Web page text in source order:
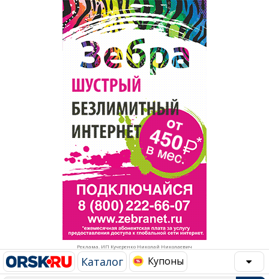
Реклама. ИП Кучеренко Николай Николаевич
Каталог Купоны
Рестораны, кафе, бары
Развлечения и отдых
Спорт Фитнес
Недвижимость
Красота Косметология
Медицина Здоровье
Торговля
Бизнес и финансы
Юристы, Экспертиза, Страхование
Ремонт
Социальные организации
Это интересно
Администрация
Промышленность
Популярное →